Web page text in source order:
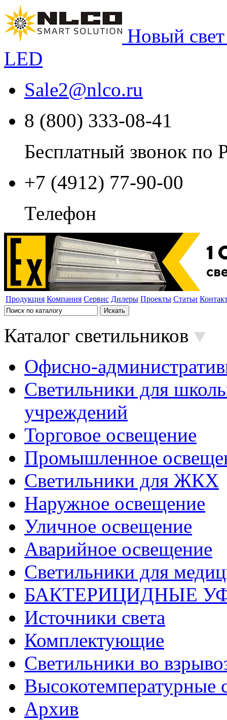
Новый
LED
Sale2@nlco.ru
8 (800) 333-08-41
Бесплатный звонок по
+7 (4912) 77-90-00
Телефон
Продукция Компания Сервис Дилеры Проекты Статьи
Каталог светильников
Офисно-
Светильники для
учреждений
Торговое освещение
Промышленное
Светильники для ЖКХ
Наружное освещение
Уличное освещение
Аварийное освещение
Светильники для
БАКТЕРИЦИДНЫЕ
Источники света
Комплектующие
Светильники во
Высокотемпературные
Архив